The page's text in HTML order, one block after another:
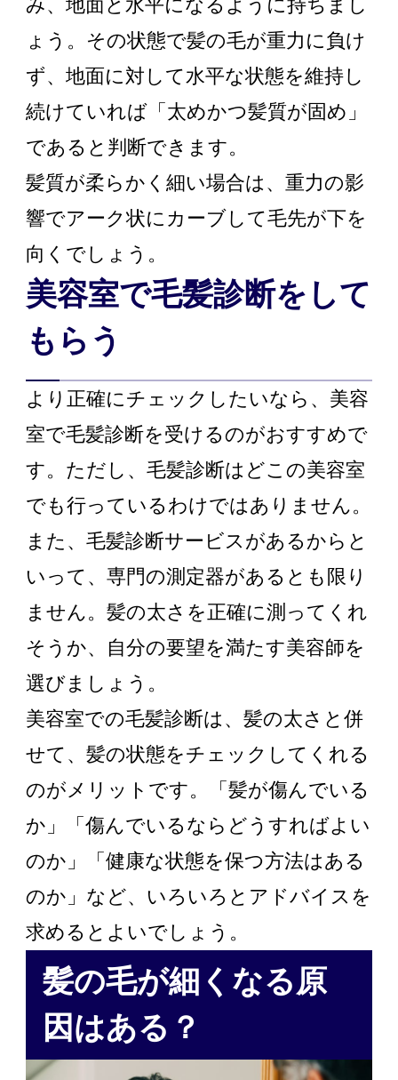
み、地面と水平になるように持ちまし
ょう。その状態で髪の毛が重力に負け
ず、地面に対して水平な状態を維持し
続けていれば「太めかつ髪質が固め」
であると判断できます。
髪質が柔らかく細い場合は、重力の影
響でアーク状にカーブして毛先が下を
向くでしょう。
美容室で毛髪診断をして
もらう
より正確にチェックしたいなら、美容
室で毛髪診断を受けるのがおすすめで
す。ただし、毛髪診断はどこの美容室
でも行っているわけではありません。
また、毛髪診断サービスがあるからと
いって、専門の測定器があるとも限り
ません。髪の太さを正確に測ってくれ
そうか、自分の要望を満たす美容師を
選びましょう。
美容室での毛髪診断は、髪の太さと併
せて、髪の状態をチェックしてくれる
のがメリットです。「髪が傷んでいる
か」「傷んでいるならどうすればよい
のか」「健康な状態を保つ方法はある
のか」など、いろいろとアドバイスを
求めるとよいでしょう。
髪の毛が細くなる原
因はある？